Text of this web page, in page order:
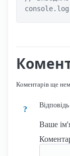
Коментарів ще
?
Ваше